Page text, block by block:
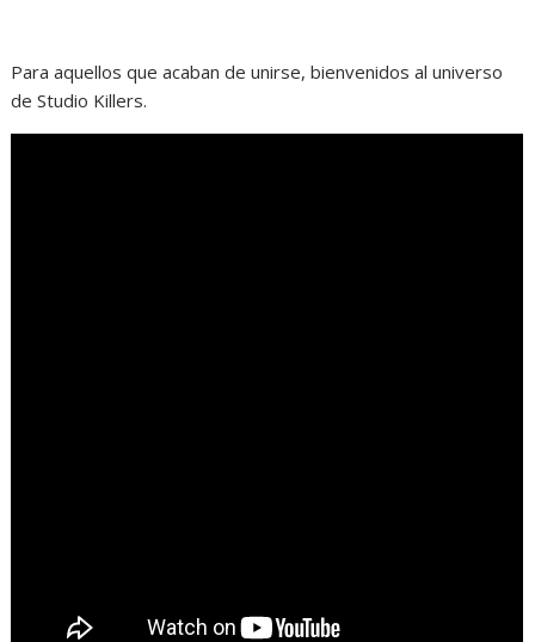
Para aquellos que acaban de unirse, bienvenidos al universo
de Studio Killers.